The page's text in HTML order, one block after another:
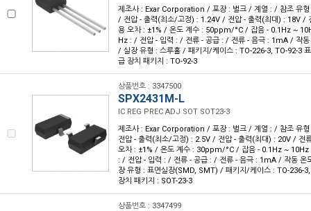
제조사 : Exar Corporation / 포장 : 벌크 / 계열 : / 참조 유형
/ 전압 - 출력(최소/고정) : 1.24V / 전압 - 출력(최대) : 18V /
용 오차 : ±1% / 온도 계수 : 50ppm/°C / 잡음 - 0.1Hz ~
Hz : / 전압 - 입력 : / 전류 - 공급 : / 전류 - 음극 : 1mA / 작
/ 실장 유형 : 스루홀 / 패키지/케이스 : TO-226-3, TO-92-3
급 장치 패키지 : TO-92-3
상품번호 : 3347500
SPX2431M-L
IC REG PREC ADJ SOT SOT23-3
제조사 : Exar Corporation / 포장 : 벌크 / 계열 : / 참조 유
전압 - 출력(최소/고정) : 2.5V / 전압 - 출력(최대) : 20V / 전
오차 : ±1% / 온도 계수 : 30ppm/°C / 잡음 - 0.1Hz ~
: / 전압 - 입력 : / 전류 - 공급 : / 전류 - 음극 : 1mA / 작동 온
장 유형 : 표면실장(SMD, SMT) / 패키지/케이스 : TO-236-
장치 패키지 : SOT-23-3
상품번호 : 3347499